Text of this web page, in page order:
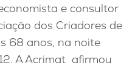
e consultor
dos Criadores de
68 anos, na noite
A Acrimat afirmou